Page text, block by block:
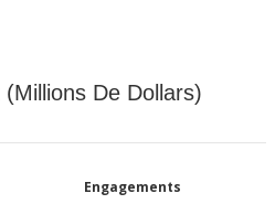
De Dollars)
Engagements